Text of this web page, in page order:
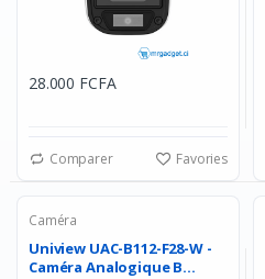
28.000 FCFA
Comparer Favories
Caméra
Uniview UAC-B112-F28-W -
Caméra Analogique B...